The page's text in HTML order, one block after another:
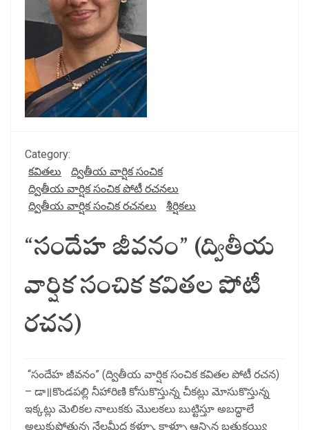
Category:
కవితలు
ద్వితీయ వార్షిక సంచిక
ద్వితీయ వార్షిక సంచిక పోటీ రచనలు
ద్వితీయ వార్షిక సంచిక రచనలు
శీర్షికలు
“సందేహ జీవనం” (ద్వితీయ
వార్షిక సంచిక కవితల పోటీ
రచన)
“సందేహ జీవనం” (ద్వితీయ వార్షిక సంచిక కవితల పోటీ రచన)
– డా॥కొండపల్లి నీహారిణి కోసుకొస్తున్న చీకట్లు మోసుకొస్తున్న
ఇక్కట్లు మెలికల నాలుకకు మొలకలు బుట్టిస్తూ అబద్ధాలే
అల్లుకుపోతున్న నేలమీద కళ్ళూ, కాళ్ళూ ఆన్చిన బతుకయ్యి